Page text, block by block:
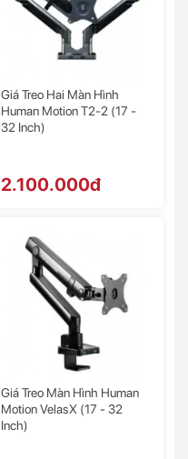
Giá Treo Hai Màn Hình
Human Motion T2-2 (17 -
32 Inch)
2.100.000đ
Giá Treo Màn Hình Human
Motion VelasX (17 - 32
Inch)